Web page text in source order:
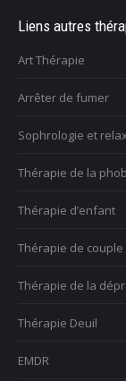
Liens autres
Art Thérapie
Arrêter de fumer
Sophrologie et
Thérapie de la
Thérapie d’enfant
Thérapie de couple
Thérapie de la
Thérapie Deuil
EMDR